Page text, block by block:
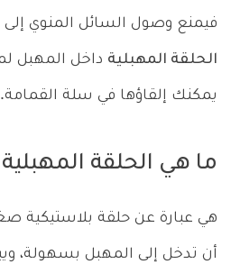
فيمنع وصول السائل المنوي إلى
الحلقة المهبلية
يمكنك إلقاؤها في سلة القمامة.
ما هي الحلقة
هي عبارة عن حلقة بلاستيكية
أن تدخل إلى المهبل بسهولة،